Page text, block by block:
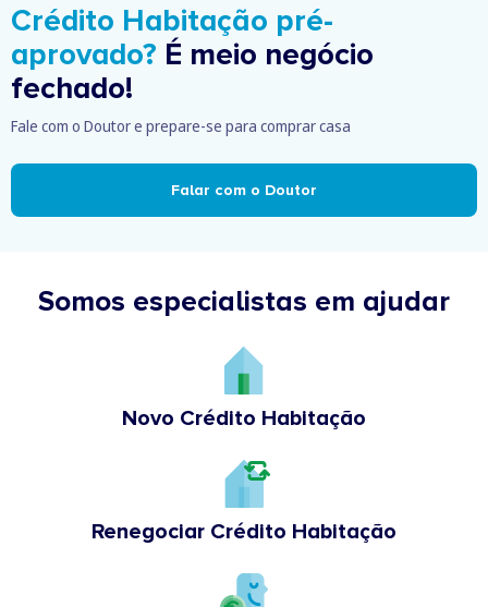
Crédito Habitação pré-
aprovado? É meio negócio
fechado!
Fale com o Doutor e prepare-se para comprar casa
Falar com o Doutor
Somos especialistas em ajudar
Novo Crédito Habitação
Renegociar Crédito Habitação